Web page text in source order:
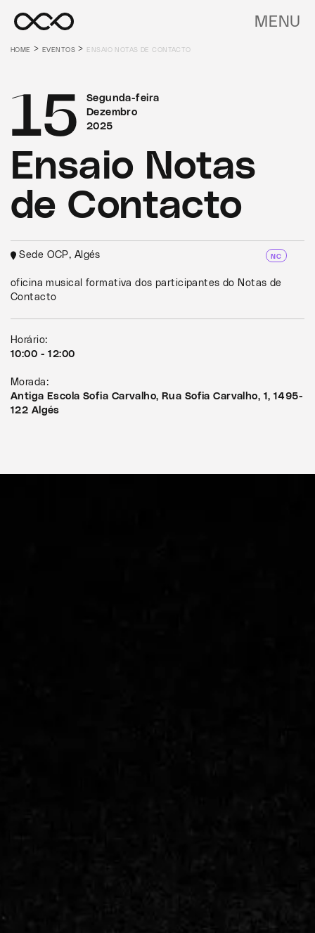
MENU
HOME >EVENTOS > ENSAIO NOTAS DE CONTACTO
Segunda-feira
Dezembro
2025
15
Ensaio Notas
de Contacto
Sede OCP, Algés NC
oficina musical formativa dos participantes do Notas de
Contacto
Horário:
10:00 - 12:00
Morada:
Antiga Escola Sofia Carvalho, Rua Sofia Carvalho, 1, 1495-
122 Algés